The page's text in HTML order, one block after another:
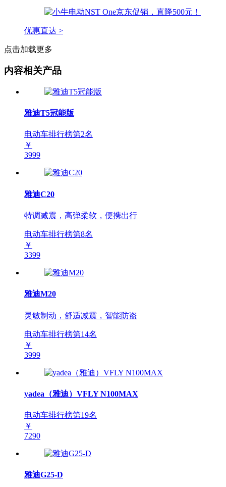
优惠直达 >
点击加载更多
内容相关产品
雅迪T5冠能版
电动车排行榜第2名
￥
3999
雅迪C20
特调减震，高弹柔软，便携出行
电动车排行榜第8名
￥
3399
雅迪M20
灵敏制动，舒适减震，智能防盗
电动车排行榜第14名
￥
3999
yadea（雅迪）VFLY N100MAX
电动车排行榜第19名
￥
7290
雅迪G25-D